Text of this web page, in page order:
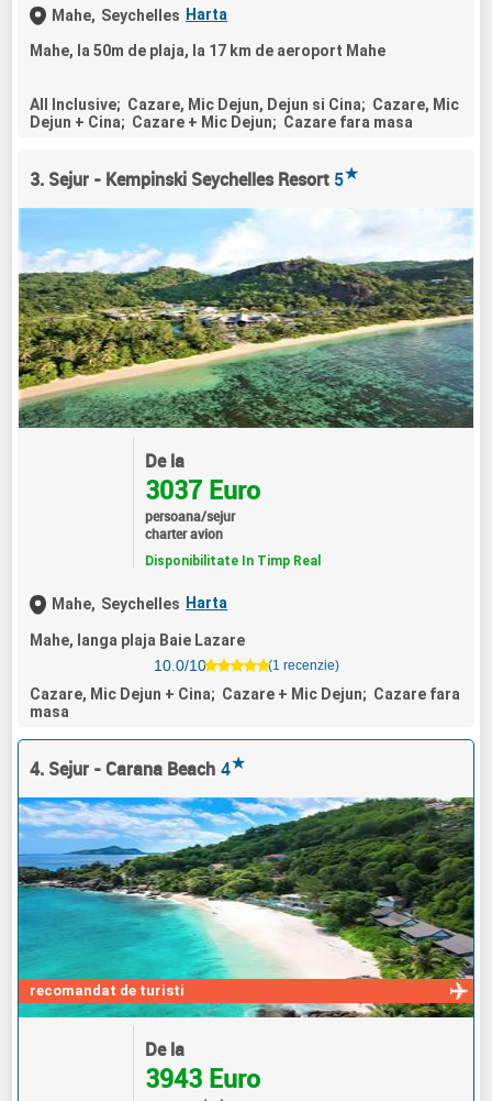
Mahe, Seychelles Harta
Mahe, la 50m de plaja, la 17 km de aeroport Mahe
All Inclusive; Cazare, Mic Dejun, Dejun si Cina; Cazare, Mic
Dejun + Cina; Cazare + Mic Dejun; Cazare fara masa
3. Sejur - Kempinski Seychelles Resort 5★
De la
3037 Euro
persoana/sejur
charter avion
Disponibilitate In Timp Real
Mahe, Seychelles Harta
Mahe, langa plaja Baie Lazare
10.0/10
(1 recenzie)
Cazare, Mic Dejun + Cina; Cazare + Mic Dejun; Cazare fara
masa
4. Sejur - Carana Beach 4★
recomandat de turisti
De la
3943 Euro